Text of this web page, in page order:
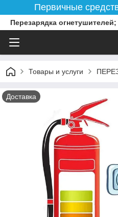
Первичные
Перезарядка
Товары и услуги
Доставка